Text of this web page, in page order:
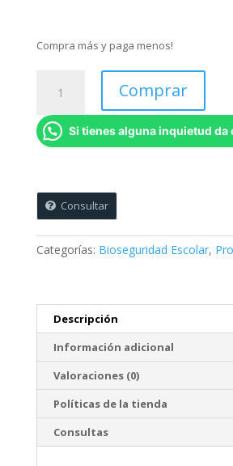
Compra más y paga menos!
Protección
Infantil
básico
Comprar
Si tienes alguna inquietud da
Consultar
Categorías: Bioseguridad Escolar,
Descripción
Información adicional
Valoraciones (0)
Políticas de la tienda
Consultas